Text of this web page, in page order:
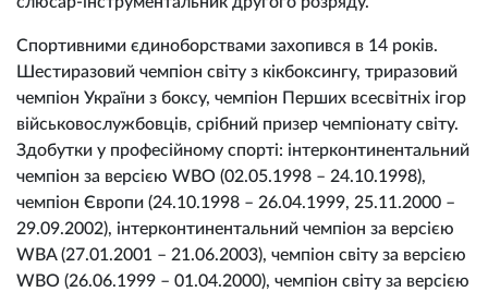
Спортивними єдиноборствами захопився в 14 років.
Шестиразовий чемпіон світу з кікбоксингу, триразовий
чемпіон України з боксу, чемпіон Перших всесвітніх ігор
військовослужбовців, срібний призер чемпіонату світу.
Здобутки у професійному спорті: інтерконтинентальний
чемпіон за версією WВО (02.05.1998 – 24.10.1998),
чемпіон Європи (24.10.1998 – 26.04.1999, 25.11.2000 –
29.09.2002), інтерконтинентальний чемпіон за версією
WBA (27.01.2001 – 21.06.2003), чемпіон світу за версією
WBO (26.06.1999 – 01.04.2000), чемпіон світу за версією